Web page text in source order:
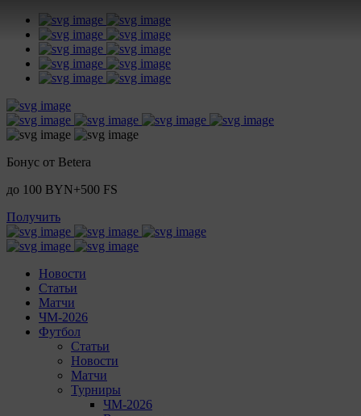
Бонус от Betera
до 100 BYN+500 FS
Получить
Новости
Статьи
Матчи
ЧМ-2026
Футбол
Статьи
Новости
Матчи
Турниры
ЧМ-2026